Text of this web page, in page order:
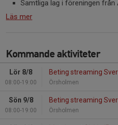
Samtliga lag i föreningen från
Läs mer
Kommande aktiviteter
Lör 8/8
08:00-19:00
Beting streaming
Örsholmen
Sön 9/8
08:00-19:00
Beting streaming
Örsholmen